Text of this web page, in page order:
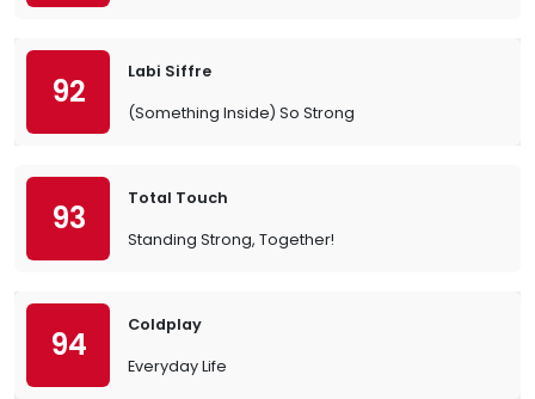
92
Labi Siffre
(Something Inside) So Strong
93
Total Touch
Standing Strong, Together!
94
Coldplay
Everyday Life